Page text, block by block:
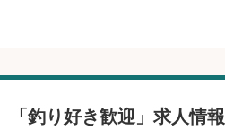
「釣り好き歓迎」求人情報